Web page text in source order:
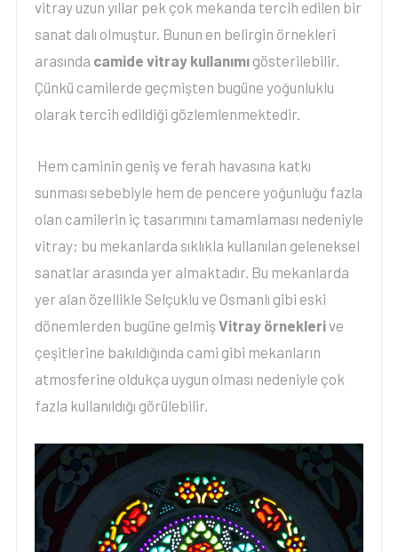
vitray uzun yıllar pek çok mekanda tercih edilen bir
sanat dalı olmuştur. Bunun en belirgin örnekleri
arasında camide vitray kullanımı gösterilebilir.
Çünkü camilerde geçmişten bugüne yoğunluklu
olarak tercih edildiği gözlemlenmektedir.
Hem caminin geniş ve ferah havasına katkı
sunması sebebiyle hem de pencere yoğunluğu fazla
olan camilerin iç tasarımını tamamlaması nedeniyle
vitray; bu mekanlarda sıklıkla kullanılan geleneksel
sanatlar arasında yer almaktadır. Bu mekanlarda
yer alan özellikle Selçuklu ve Osmanlı gibi eski
dönemlerden bugüne gelmişVitray örneklerive
çeşitlerine bakıldığında cami gibi mekanların
atmosferine oldukça uygun olması nedeniyle çok
fazla kullanıldığı görülebilir.